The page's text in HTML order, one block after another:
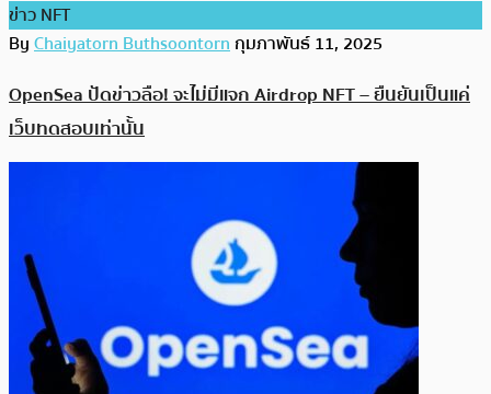
ข่าว NFT
ByChaiyatorn Buthsoontornกุมภาพันธ์ 11, 2025
OpenSea ปัดข่าวลือ! จะไม่มีแจก Airdrop NFT – ยืนยันเป็นแค่
เว็บทดสอบเท่านั้น